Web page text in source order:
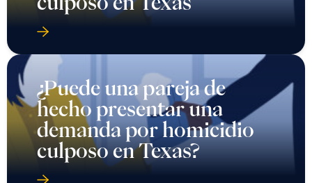
¿Puede una pareja de
hecho presentar una
demanda por homicidio
culposo en Texas?